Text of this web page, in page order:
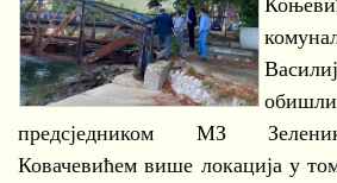
предсједником МЗ
Ковачевићем више локација у